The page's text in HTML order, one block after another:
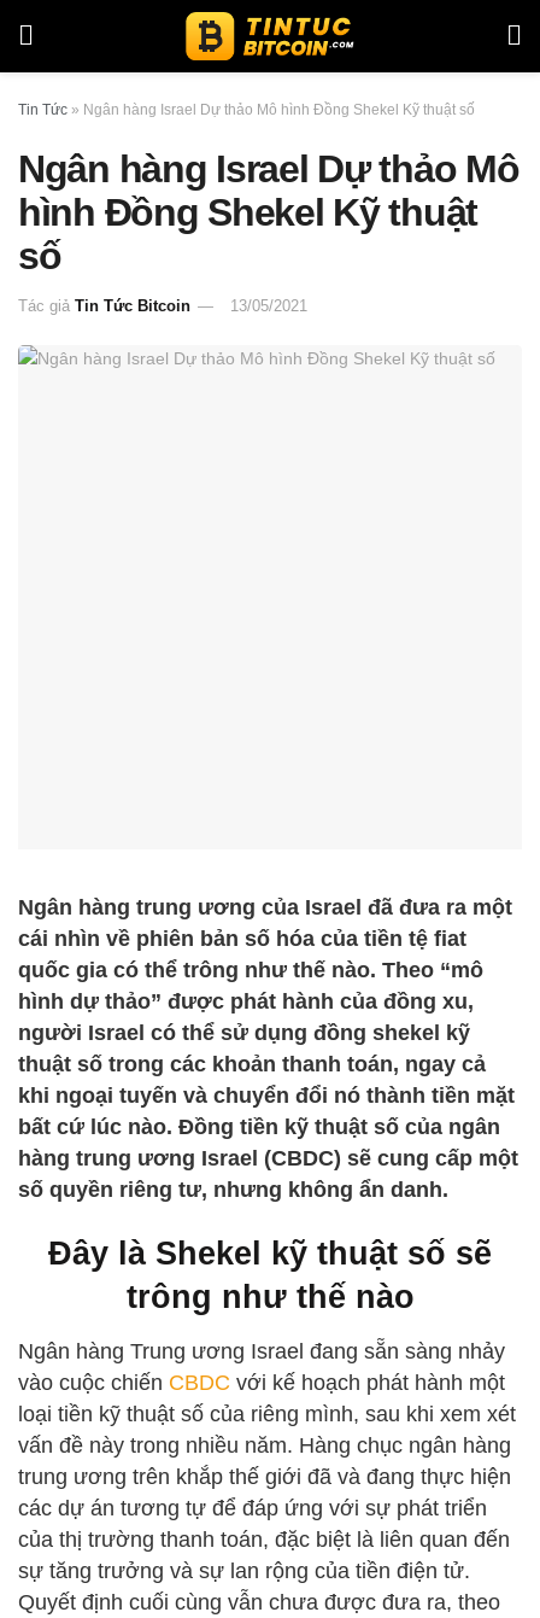
Tin Tức » Ngân hàng Israel Dự thảo Mô hình Đồng Shekel Kỹ thuật số
Ngân hàng Israel Dự thảo Mô
hình Đồng Shekel Kỹ thuật
số
Tác giả Tin Tức Bitcoin 13/05/2021
Ngân hàng trung ương của Israel đã đưa ra một
cái nhìn về phiên bản số hóa của tiền tệ fiat
quốc gia có thể trông như thế nào. Theo “mô
hình dự thảo” được phát hành của đồng xu,
người Israel có thể sử dụng đồng shekel kỹ
thuật số trong các khoản thanh toán, ngay cả
khi ngoại tuyến và chuyển đổi nó thành tiền mặt
bất cứ lúc nào. Đồng tiền kỹ thuật số của ngân
hàng trung ương Israel (CBDC) sẽ cung cấp một
số quyền riêng tư, nhưng không ẩn danh.
Đây là Shekel kỹ thuật số sẽ
trông như thế nào
Ngân hàng Trung ương Israel đang sẵn sàng nhảy
vào cuộc chiến CBDC với kế hoạch phát hành một
loại tiền kỹ thuật số của riêng mình, sau khi xem xét
vấn đề này trong nhiều năm. Hàng chục ngân hàng
trung ương trên khắp thế giới đã và đang thực hiện
các dự án tương tự để đáp ứng với sự phát triển
của thị trường thanh toán, đặc biệt là liên quan đến
sự tăng trưởng và sự lan rộng của tiền điện tử.
Quyết định cuối cùng vẫn chưa được đưa ra, theo